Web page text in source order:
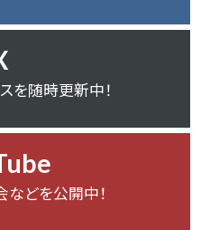
を随時更新中！
などを公開中！